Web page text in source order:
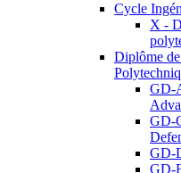
Cycle
X -
Diplôme
GD-
GD-
GD-
GD-